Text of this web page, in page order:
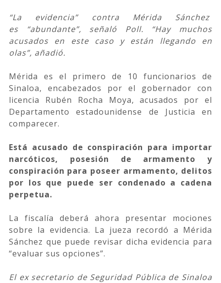
“La evidencia” contra Mérida Sánchez
es“abundante”, señaló Poll. “Hay muchos
acusados en este caso y están llegando en
olas”, añadió.
Mérida es el primero de 10 funcionarios de
Sinaloa, encabezados por el gobernador con
licencia Rubén Rocha Moya, acusados por el
Departamento estadounidense de Justicia en
comparecer.
Está acusado de conspiración para importar
narcóticos, posesión de armamento y
conspiración para poseer armamento, delitos
por los que puede ser condenado a cadena
perpetua.
La fiscalía deberá ahora presentar mociones
sobre la evidencia. La jueza recordó a Mérida
Sánchez que puede revisar dicha evidencia para
“evaluar sus opciones”.
El ex secretario de Seguridad Pública de Sinaloa